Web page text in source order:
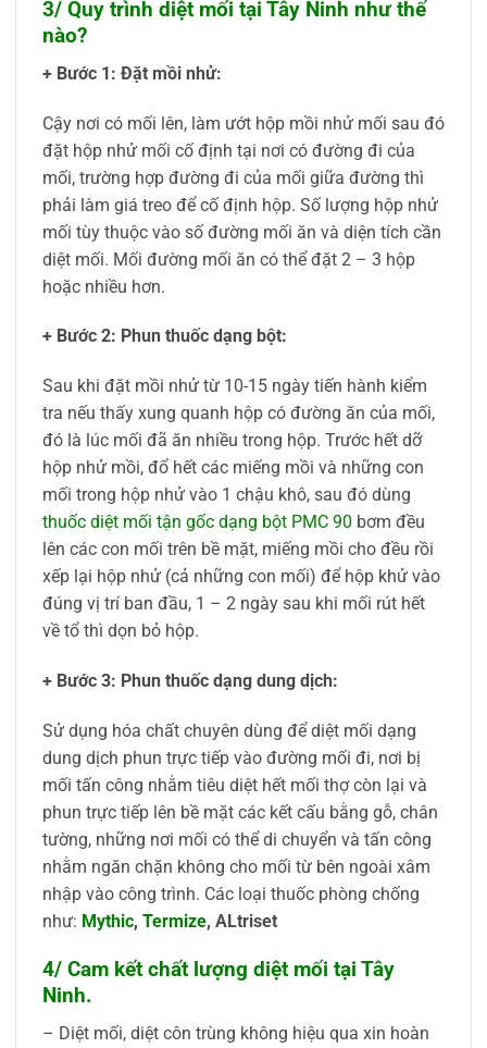
3/ Quy trình diệt mối tại Tây Ninh như thế
nào?
+ Bước 1: Đặt mồi nhử:
Cậy nơi có mối lên, làm ướt hộp mồi nhử mối sau đó
đặt hộp nhử mối cố định tại nơi có đường đi của
mối, trường hợp đường đi của mối giữa đường thì
phải làm giá treo để cố định hộp. Số lượng hộp nhử
mối tùy thuộc vào số đường mối ăn và diện tích cần
diệt mối. Mối đường mối ăn có thể đặt 2 – 3 hộp
hoặc nhiều hơn.
+ Bước 2: Phun thuốc dạng bột:
Sau khi đặt mồi nhử từ 10-15 ngày tiến hành kiểm
tra nếu thấy xung quanh hộp có đường ăn của mối,
đó là lúc mối đã ăn nhiều trong hộp. Trước hết dỡ
hộp nhử mồi, đổ hết các miếng mồi và những con
mối trong hộp nhử vào 1 chậu khô, sau đó dùng
thuốc diệt mối tận gốc dạng bột PMC 90 bơm đều
lên các con mối trên bề mặt, miếng mồi cho đều rồi
xếp lại hộp nhử (cả những con mối) để hộp khử vào
đúng vị trí ban đầu, 1 – 2 ngày sau khi mối rút hết
về tổ thì dọn bỏ hộp.
+ Bước 3: Phun thuốc dạng dung dịch:
Sử dụng hóa chất chuyên dùng để diệt mối dạng
dung dịch phun trực tiếp vào đường mối đi, nơi bị
mối tấn công nhằm tiêu diệt hết mối thợ còn lại và
phun trực tiếp lên bề mặt các kết cấu bằng gỗ, chân
tường, những nơi mối có thể di chuyển và tấn công
nhằm ngăn chặn không cho mối từ bên ngoài xâm
nhập vào công trình. Các loại thuốc phòng chống
như: Mythic, Termize, ALtriset
4/ Cam kết chất lượng diệt mối tại Tây
Ninh.
– Diệt mối, diệt côn trùng không hiệu qua xin hoàn